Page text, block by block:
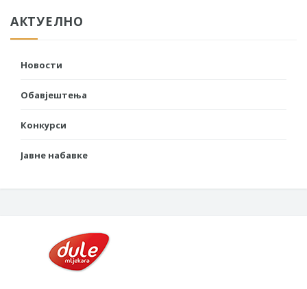
АКТУЕЛНО
Новости
Обавјештења
Конкурси
Јавне набавке